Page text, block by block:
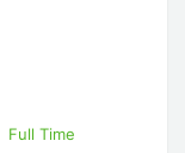
Full Time